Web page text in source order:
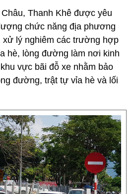
Thanh Khê được yêu
chức năng địa phương
lý nghiêm các trường hợp
hè, lòng đường làm nơi kinh
vực bãi đỗ xe nhằm bảo
đường, trật tự vỉa hè và lối